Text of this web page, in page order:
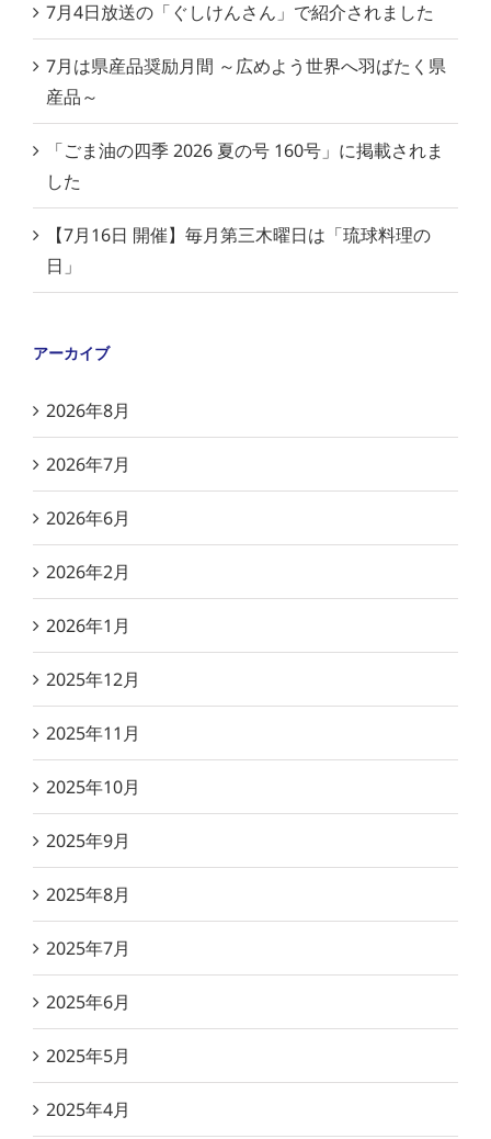
7月4日放送の「ぐしけんさん」で紹介されました
7月は県産品奨励月間 ～広めよう世界へ羽ばたく県
産品～
「ごま油の四季 2026 夏の号 160号」に掲載されま
した
【7月16日 開催】毎月第三木曜日は「琉球料理の
日」
アーカイブ
2026年8月
2026年7月
2026年6月
2026年2月
2026年1月
2025年12月
2025年11月
2025年10月
2025年9月
2025年8月
2025年7月
2025年6月
2025年5月
2025年4月